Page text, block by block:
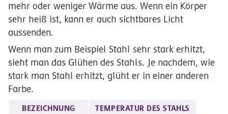
mehr oder weniger Wärme aus. Wenn ein Körper
sehr heiß ist, kann er auch sichtbares Licht
aussenden.
Wenn man zum Beispiel Stahl sehr stark erhitzt,
sieht man das Glühen des Stahls. Je nachdem, wie
stark man Stahl erhitzt, glüht er in einer anderen
Farbe.
BEZEICHNUNG TEMPERATUR DES STAHLS